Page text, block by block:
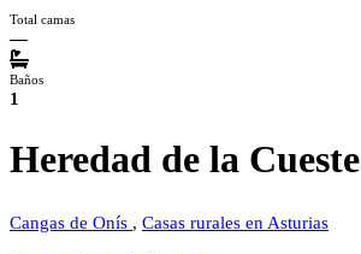
Total camas
—
Baños
1
Heredad de la Cueste
Cangas de Onís , Casas rurales en Asturias